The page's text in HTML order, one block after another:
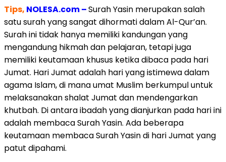
Tips, NOLESA.com –Surah Yasin merupakan salah
satu surah yang sangat dihormati dalam Al-Qur’an.
Surah ini tidak hanya memiliki kandungan yang
mengandung hikmah dan pelajaran, tetapi juga
memiliki keutamaan khusus ketika dibaca pada hari
Jumat. Hari Jumat adalah hari yang istimewa dalam
agama Islam, di mana umat Muslim berkumpul untuk
melaksanakan shalat Jumat dan mendengarkan
khutbah. Di antara ibadah yang dianjurkan pada hari ini
adalah membaca Surah Yasin. Ada beberapa
keutamaan membaca Surah Yasin di hari Jumat yang
patut dipahami.